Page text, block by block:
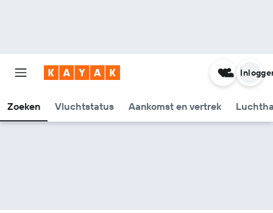
Zoeken Vluchtstatus Aankomst en vertrek